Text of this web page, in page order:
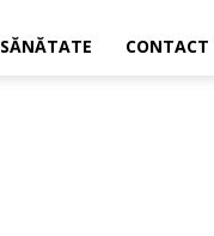
SĂNĂTATE CONTACT